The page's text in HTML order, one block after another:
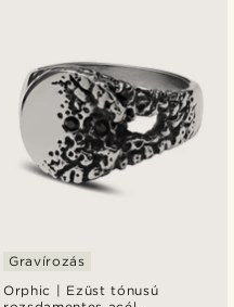
Orphic | Ezüst tónusú
Gravírozás